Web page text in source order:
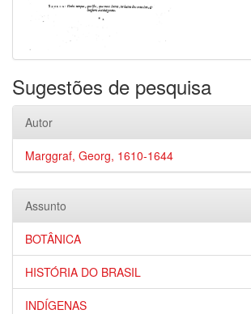
Sugestões de pesquisa
Autor
Marggraf, Georg, 1610-1644
Assunto
BOTÂNICA
HISTÓRIA DO BRASIL
INDÍGENAS